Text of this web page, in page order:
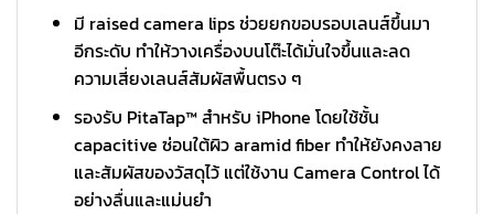
มี raised camera lips ช่วยยกขอบรอบเลนส์ขึ้นมา
อีกระดับ ทำให้วางเครื่องบนโต๊ะได้มั่นใจขึ้นและลด
ความเสี่ยงเลนส์สัมผัสพื้นตรง ๆ
รองรับ PitaTap™ สำหรับ iPhone โดยใช้ชั้น
capacitive ซ่อนใต้ผิว aramid fiber ทำให้ยังคงลาย
และสัมผัสของวัสดุไว้ แต่ใช้งาน Camera Control ได้
อย่างลื่นและแม่นยำ